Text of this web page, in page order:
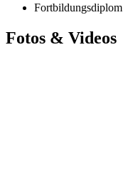
Fortbildungsdiplom
Fotos & Videos